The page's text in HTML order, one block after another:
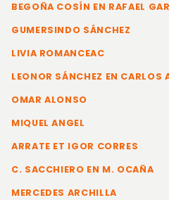
BEGOÑA COSÍN EN RAFAEL
GUMERSINDO SÁNCHEZ
LIVIA ROMANCEAC
LEONOR SÁNCHEZ EN CARLOS
OMAR ALONSO
MIQUEL ANGEL
ARRATE ET IGOR CORRES
C. SACCHIERO EN M. OCAÑA
MERCEDES ARCHILLA